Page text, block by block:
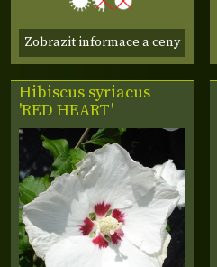
Zobrazit informace a ceny
Hibiscus syriacus
'RED HEART'